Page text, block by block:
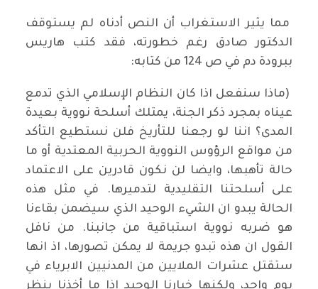
مما يثير الاستغراب أن النص أدناه لم يستوقف
الدكتور صادق رغم خطورته، فقد كتب هاريس
ببرودة دم في ص 124 من كتابه:
(ماذا سنفعل اذا كان النظام الإسلامي الذي تدمع
عيناه بمجرد ذكر الجنة، يمتلك أسلحة نووية بعيدة
المدى؟ اننا لو رجعنا للتأريخ فلن نستطيع التأكد
من مواقع الرؤوس النووية الحربية المعتدية أو ما
حالة تأهبها، وايضا لن نكون قادرين على الاعتماد
على أسلحتنا التقليدية لتدميرها. في مثل هذه
الحالة يبدو ان الشيء الوحيد الذي سيضمن بقاءنا
هو ضربه نووية استباقية من جانبنا. من نافل
القول ان هذه تبدو جريمة لا يمكن تصورها، اذ انها
ستقتل عشرات الملايين من المدنيين الابرياء في
يوم واحد، ولكنها خيارنا الوحيد اذا ما أخذنا بنظر